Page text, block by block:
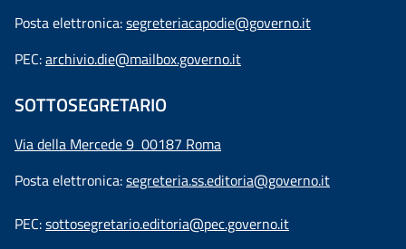
Posta elettronica:segreteriacapodie@governo.it
PEC:archivio.die@mailbox.governo.it
SOTTOSEGRETARIO
Via della Mercede 9 00187 Roma
Posta elettronica:segreteria.ss.editoria@governo.it
PEC:sottosegretario.editoria@pec.governo.it